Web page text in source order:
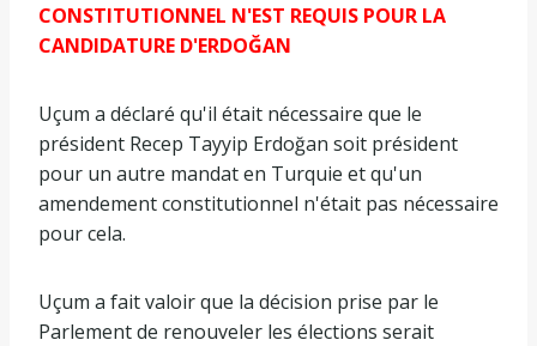
CONSTITUTIONNEL N'EST REQUIS POUR LA
CANDIDATURE D'ERDOĞAN
Uçum a déclaré qu'il était nécessaire que le
président Recep Tayyip Erdoğan soit président
pour un autre mandat en Turquie et qu'un
amendement constitutionnel n'était pas nécessaire
pour cela.
Uçum a fait valoir que la décision prise par le
Parlement de renouveler les élections serait